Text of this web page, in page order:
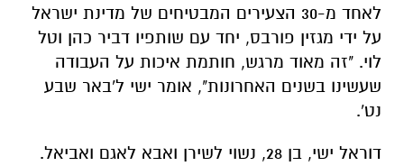
לאחד מ-30 הצעירים המבטיחים של מדינת ישראל
על ידי מגזין פורבס, יחד עם שותפיו דביר כהן וטל
לוי. "זה מאוד מרגש, חותמת איכות על העבודה
שעשינו בשנים האחרונות", אומר ישי ל'באר שבע
נט'.
דוראל ישי, בן 28, נשוי לשירן ואבא לאגם ואביאל.